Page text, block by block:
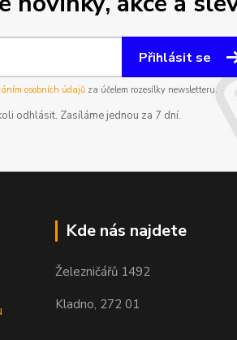
Přihlásit se
osobních údajůza účelem rozesílky newsletteru.
odhlásit. Zasíláme jednou za 7 dní.
Kde nás najdete
Železničářů 1492
Kladno, 272 01